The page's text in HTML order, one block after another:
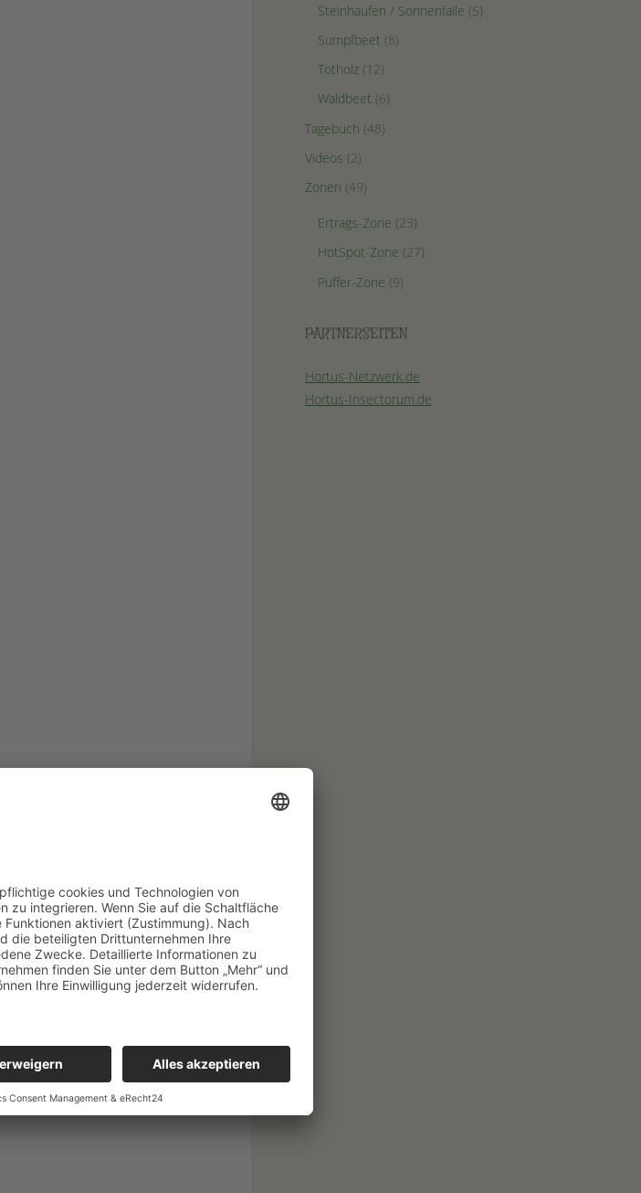
Steinhaufen / Sonnenfalle (5)
Sumpfbeet (8)
Totholz (12)
Waldbeet (6)
Tagebuch (48)
Videos (2)
Zonen (49)
Ertrags-Zone (23)
HotSpot-Zone (27)
Puffer-Zone (9)
PARTNERSEITEN
Hortus-Netzwerk.de
Hortus-Insectorum.de